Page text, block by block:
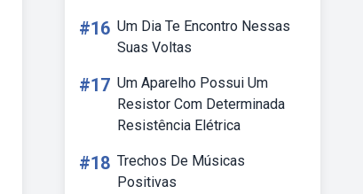
#16 Um Dia Te Encontro Nessas
Suas Voltas
#17 Um Aparelho Possui Um
Resistor Com Determinada
Resistência Elétrica
#18 Trechos De Músicas
Positivas